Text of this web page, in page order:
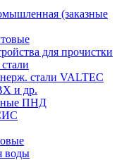
(заказные
для прочистки
стали VALTEC
и др.
ПНД
воды